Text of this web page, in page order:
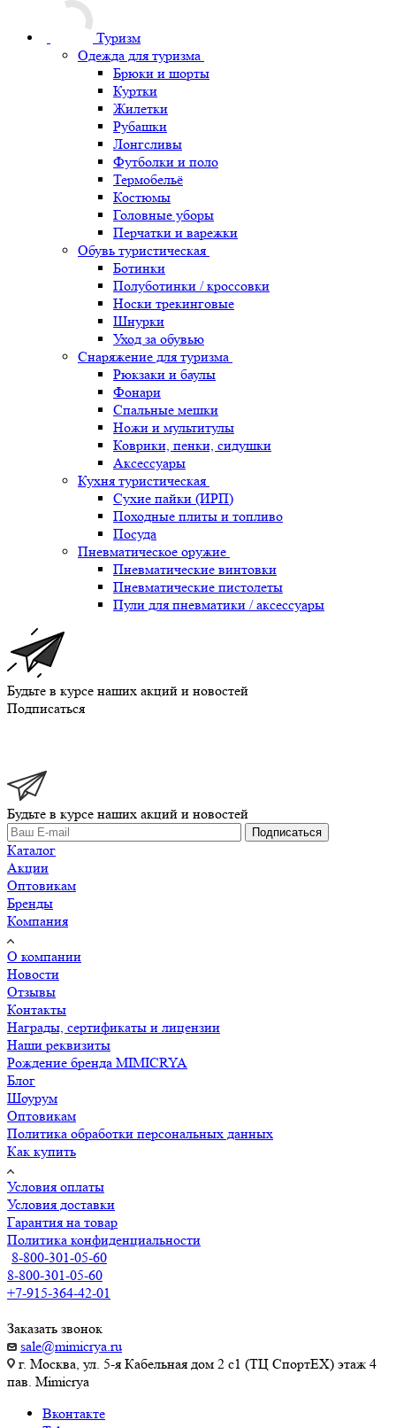
Туризм
Одежда для туризма
Брюки и шорты
Куртки
Жилетки
Рубашки
Лонгсливы
Футболки и поло
Термобельё
Костюмы
Головные уборы
Перчатки и варежки
Обувь туристическая
Ботинки
Полуботинки / кроссовки
Носки трекинговые
Шнурки
Уход за обувью
Снаряжение для туризма
Рюкзаки и баулы
Фонари
Спальные мешки
Ножи и мультитулы
Коврики, пенки, сидушки
Аксессуары
Кухня туристическая
Сухие пайки (ИРП)
Походные плиты и топливо
Посуда
Пневматическое оружие
Пневматические винтовки
Пневматические пистолеты
Пули для пневматики / аксессуары
Будьте в курсе наших акций и новостей
Подписаться
Будьте в курсе наших акций и новостей
Подписаться
Каталог
Акции
Оптовикам
Бренды
Компания
О компании
Новости
Отзывы
Контакты
Награды, сертификаты и лицензии
Наши реквизиты
Рождение бренда MIMICRYA
Блог
Шоурум
Оптовикам
Политика обработки персональных данных
Как купить
Условия оплаты
Условия доставки
Гарантия на товар
Политика конфиденциальности
8-800-301-05-60
8-800-301-05-60
+7-915-364-42-01
Заказать звонок
sale@mimicrya.ru
г. Москва, ул. 5-я Кабельная дом 2 с1 (ТЦ СпортEX) этаж 4
пав. Mimicrya
Вконтакте